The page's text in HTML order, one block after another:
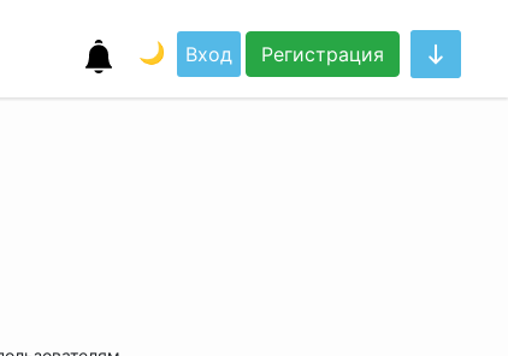
🌙 Вход Регистрация